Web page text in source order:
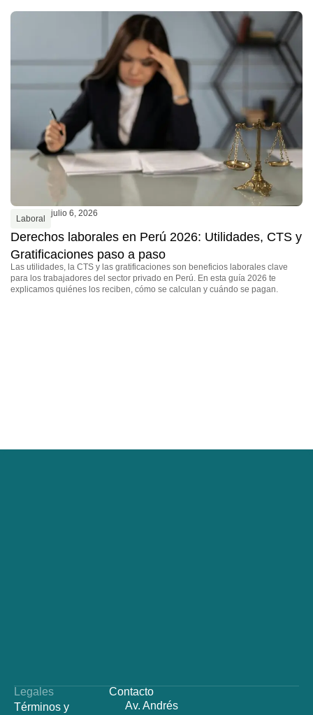
Laboral
julio 6, 2026
Derechos laborales en Perú 2026: Utilidades, CTS y
Gratificaciones paso a paso
Las utilidades, la CTS y las gratificaciones son beneficios laborales clave
para los trabajadores del sector privado en Perú. En esta guía 2026 te
explicamos quiénes los reciben, cómo se calculan y cuándo se pagan.
Legales
Términos y
Contacto
Av. Andrés